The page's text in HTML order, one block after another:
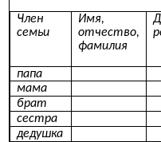
Член
семьи
Имя,
отчество,
фамилия
папа
мама
брат
сестра
дедушка